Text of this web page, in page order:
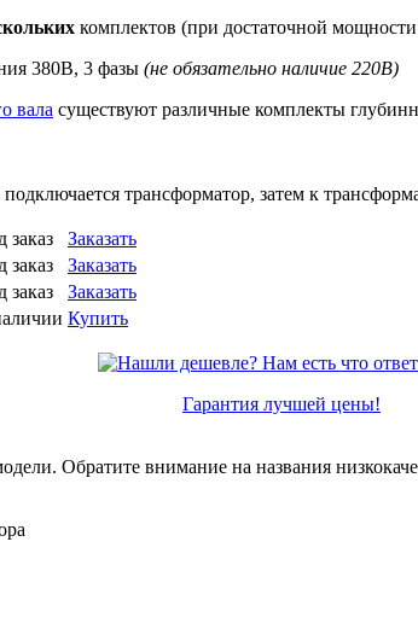
комплектов (при достаточной
380В, 3 фазы (не обязательно наличие 220В)
вала существуют различные комплекты
подключается трансформатор, затем к
заказ
Заказать
заказ
Заказать
заказ
Заказать
Купить
Гарантия лучшей цены!
Обратите внимание на названия